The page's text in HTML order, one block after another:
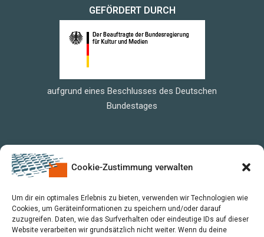
Cookie-Zustimmung verwalten
Um dir ein optimales Erlebnis zu bieten, verwenden wir Technologien wie
Cookies, um Geräteinformationen zu speichern und/oder darauf
zuzugreifen. Daten, wie das Surfverhalten oder eindeutige IDs auf dieser
Website verarbeiten wir grundsätzlich nicht weiter. Wenn du deine
GEFÖRDERT DURCH
aufgrund eines Beschlusses des Deutschen
Bundestages